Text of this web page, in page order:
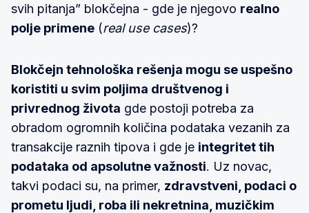
svih pitanja” blokčejna - gde je njegovo realno
polje primene (real use cases)?
Blokčejn tehnološka rešenja mogu se uspešno
koristiti u svim poljima društvenog i
privrednog života gde postoji potreba za
obradom ogromnih količina podataka vezanih za
transakcije raznih tipova i gde je integritet tih
podataka od apsolutne važnosti. Uz novac,
takvi podaci su, na primer, zdravstveni, podaci o
prometu ljudi, roba ili nekretnina, muzičkim